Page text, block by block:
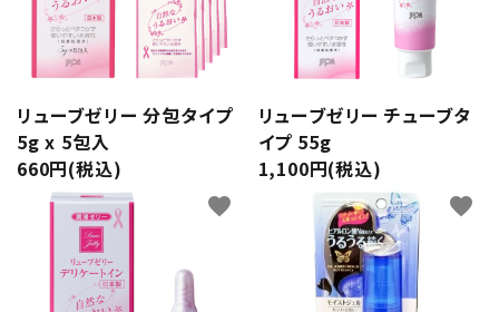
潤滑剤・ローション
アパレル
セルフプレジャー
リューブゼリー 分包タイプ
5g x 5包入
660円(税込)
リューブゼリー チューブタ
イプ 55g
1,100円(税込)
favorite favorite